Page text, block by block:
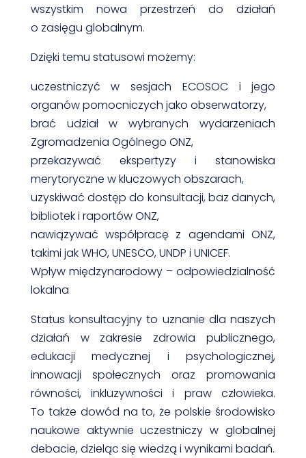
wszystkim nowa przestrzeń do działań
o zasięgu globalnym.
Dzięki temu statusowi możemy:
uczestniczyć w sesjach ECOSOC i jego
organów pomocniczych jako obserwatorzy,
brać udział w wybranych wydarzeniach
Zgromadzenia Ogólnego ONZ,
przekazywać ekspertyzy i stanowiska
merytoryczne w kluczowych obszarach,
uzyskiwać dostęp do konsultacji, baz danych,
bibliotek i raportów ONZ,
nawiązywać współpracę z agendami ONZ,
takimi jak WHO, UNESCO, UNDP i UNICEF.
Wpływ międzynarodowy – odpowiedzialność
lokalna
Status konsultacyjny to uznanie dla naszych
działań w zakresie zdrowia publicznego,
edukacji medycznej i psychologicznej,
innowacji społecznych oraz promowania
równości, inkluzywności i praw człowieka.
To także dowód na to, że polskie środowisko
naukowe aktywnie uczestniczy w globalnej
debacie, dzieląc się wiedzą i wynikami badań.